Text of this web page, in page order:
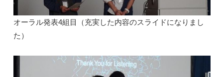
オーラル発表4組目（充実した内容のスライドになりまし
た）